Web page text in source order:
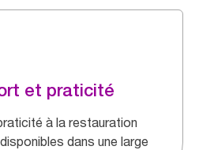
et praticité
à la restauration
dans une large